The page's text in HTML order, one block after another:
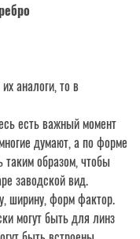
аналоги, то в
есть важный момент
думают, а по форме
образом, чтобы
заводской вид.
ширину, форм фактор.
могут быть для линз